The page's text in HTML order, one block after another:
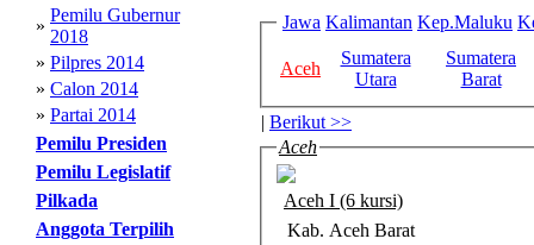
»
Pemilu Gubernur
2018
» Pilpres 2014
» Calon 2014
» Partai 2014
Pemilu Presiden
Pemilu Legislatif
Pilkada
Anggota Terpilih
Jawa Kalimantan Kep.Maluku
Aceh
Sumatera
Utara
Sumatera
Barat
| Berikut >>
Aceh
Aceh I (6 kursi)
Kab. Aceh Barat